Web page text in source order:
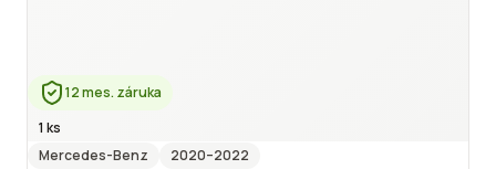
12 mes. záruka
1 ks
Mercedes-Benz
2020–2022